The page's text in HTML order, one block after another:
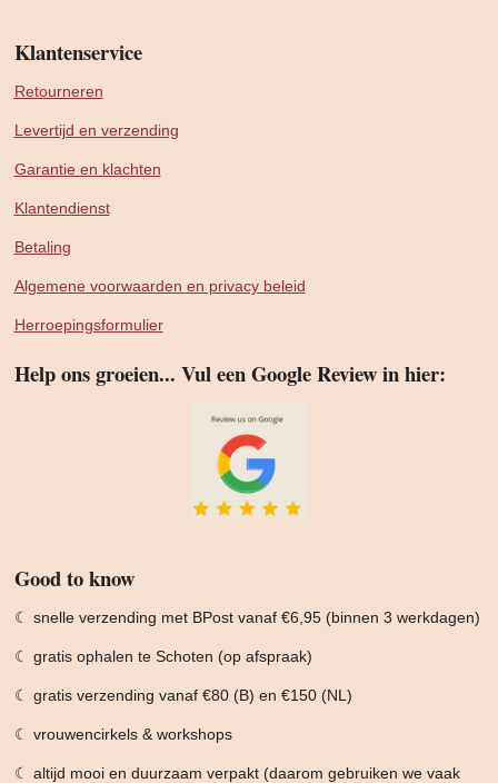
Klantenservice
Retourneren
Levertijd en verzending
Garantie en klachten
Klantendienst
Betaling
Algemene voorwaarden en privacy beleid
Herroepingsformulier
Help ons groeien... Vul een Google Review in hier:
Good to know
☾ snelle verzending met BPost vanaf €6,95 (binnen 3 werkdagen)
☾ gratis ophalen te Schoten (op afspraak)
☾ gratis verzending vanaf €80 (B) en €150 (NL)
☾ vrouwencirkels & workshops
☾ altijd mooi en duurzaam verpakt (daarom gebruiken we vaak